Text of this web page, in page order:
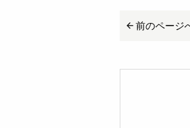
前のページ